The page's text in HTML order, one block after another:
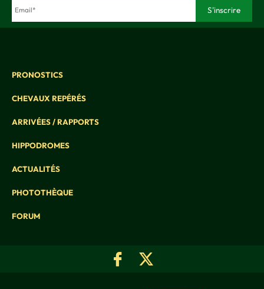
PRONOSTICS
CHEVAUX REPÉRÉS
ARRIVÉES / RAPPORTS
HIPPODROMES
ACTUALITÉS
PHOTOTHÈQUE
FORUM